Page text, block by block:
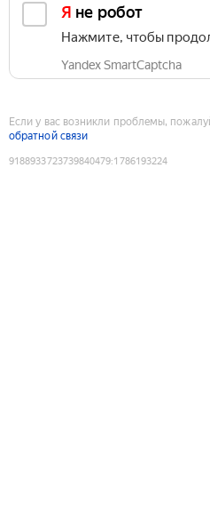
Я не робот
Нажмите, чтобы
Yandex SmartCaptcha
Если у вас возникли проблемы,
обратной связи
9188933723739840479:1786193224